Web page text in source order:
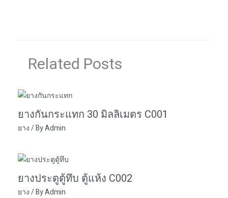
Related Posts
ยางกันกระแทก 30 มิลลิเมตร C001
ยาง/ ByAdmin
ยางประตูตู้ทึบ ตู้แห้ง C002
ยาง/ ByAdmin